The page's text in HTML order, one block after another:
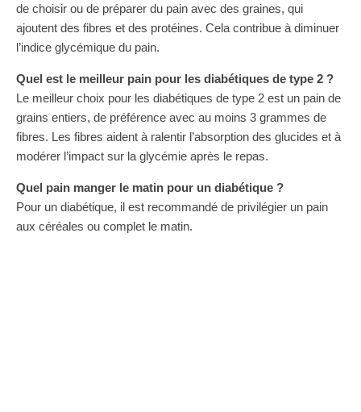
de choisir ou de préparer du pain avec des graines, qui
ajoutent des fibres et des protéines. Cela contribue à diminuer
l’indice glycémique du pain.
Quel est le meilleur pain pour les diabétiques de type 2 ?
Le meilleur choix pour les diabétiques de type 2 est un pain de
grains entiers, de préférence avec au moins 3 grammes de
fibres. Les fibres aident à ralentir l’absorption des glucides et à
modérer l’impact sur la glycémie après le repas.
Quel pain manger le matin pour un diabétique ?
Pour un diabétique, il est recommandé de privilégier un pain
aux céréales ou complet le matin.